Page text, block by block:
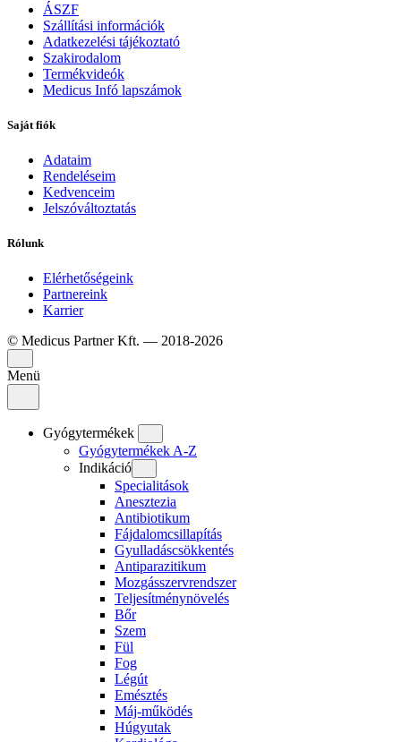
ÁSZF
Szállítási információk
Adatkezelési tájékoztató
Szakirodalom
Termékvideók
Medicus Infó lapszámok
Saját fiók
Adataim
Rendeléseim
Kedvenceim
Jelszóváltoztatás
Rólunk
Elérhetőségeink
Partnereink
Karrier
© Medicus Partner Kft. — 2018-2026
Menü
Gyógytermékek
Gyógytermékek A-Z
Indikáció
Specialitások
Anesztezia
Antibiotikum
Fájdalomcsillapítás
Gyulladáscsökkentés
Antiparazitikum
Mozgásszervrendszer
Teljesítménynövelés
Bőr
Szem
Fül
Fog
Légút
Emésztés
Máj-működés
Húgyutak